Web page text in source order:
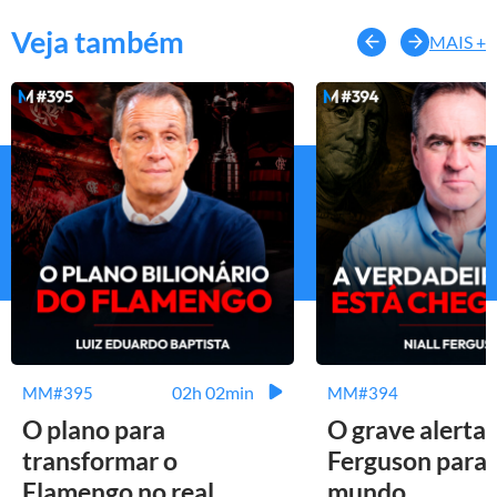
Veja também MAIS +
MM#395 02h 02min
O plano para
transformar o
MM#394
O grave alerta
Ferguson para